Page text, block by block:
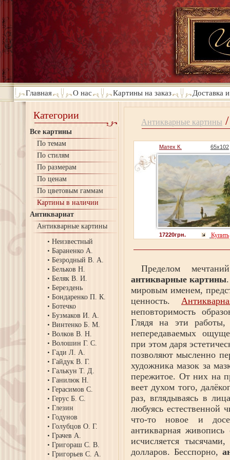
Главная О нас Картины на заказ Доставка
Категории
Все картины
По темам
По стилям
По размерам
По ценам
По цветовым гаммам
Картины в наличии
Антиквариат
Антикварные картины
Неизвестный
Бараненко А.
Безродный В. А.
Бельков Н.
Беляк В. И.
Берездень
Бондаренко П. К.
Ботечко
Бузмаков И. А.
Винтенко Б. М.
Волков В. Н.
Волошин Г. С.
Гади Л. А.
Гайдук В. Г.
Галькун Т. Д.
Ганилюк Н.
Герасимов С.
Герус Б. С.
Глезин
Годунов
Голубцов О. Г.
Грачев А.
Григораш С. В.
Григорьев С. А.
Антикварные картины
Матех К. 65х102
17220грн. Купить
Пределом
антикварные картины
мировым именем,
ценность.
неповторимость
Глядя на эти
непередаваемых
при этом даря
позволяют мысленно
художника мазок за
пережитое. От них на
веет духом того,
раз, вглядываясь в
любуясь естественной
что-то новое и
антикварная
исчисляется
долларов. Бесспорно,